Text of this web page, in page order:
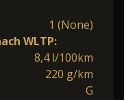
1 (None)
WLTP:
8,4 l/100km
220 g/km
G